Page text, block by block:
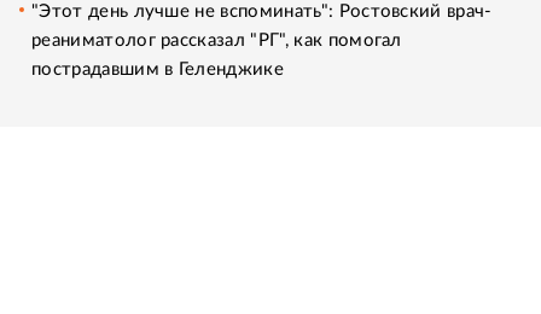
"Этот день лучше не вспоминать": Ростовский врач-
реаниматолог рассказал "РГ", как помогал
пострадавшим в Геленджике